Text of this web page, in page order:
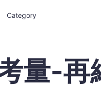
Category
量-再